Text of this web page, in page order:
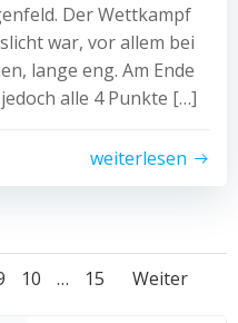
Der Wettkampf
war, vor allem bei
lange eng. Am Ende
alle 4 Punkte […]
weiterlesen
Seite
10 … Seite
15 Weiter